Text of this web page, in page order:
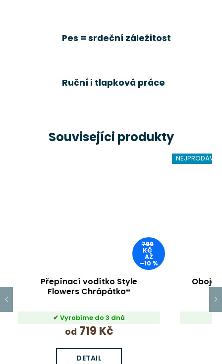
Pes = srdeční záležitost
Ruční i tlapková práce
Souvisejíci produkty
799
KČ
AŽ
–10 %
Přepínací vodítko Style
Flowers Chrápátko®
Vyrobíme do 3 dnů
od 719 Kč
DETAIL